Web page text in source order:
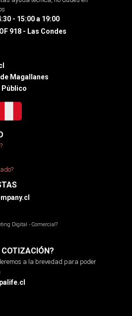
- 15:00 a 19:00
918 - Las Condes
Magallanes
Público
Digital - Comercial?
a la brevedad para poder